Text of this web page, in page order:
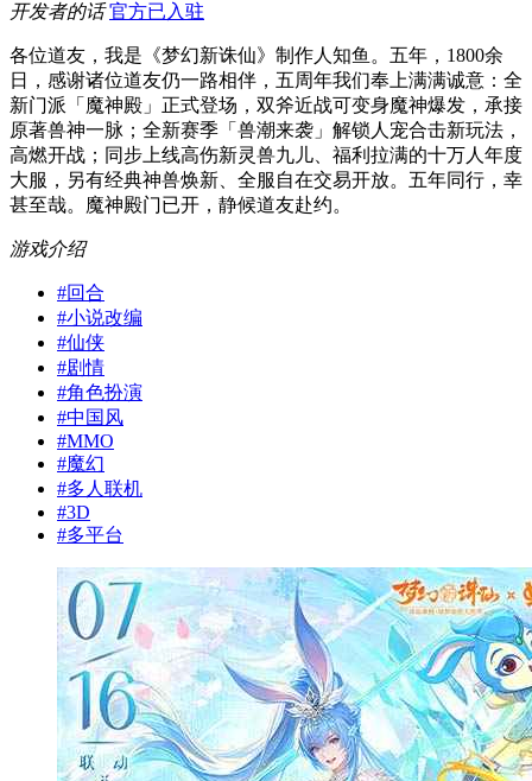
开发者的话 官方已入驻
各位道友，我是《梦幻新诛仙》制作人知鱼。五年，1800余
日，感谢诸位道友仍一路相伴，五周年我们奉上满满诚意：全
新门派「魔神殿」正式登场，双斧近战可变身魔神爆发，承接
原著兽神一脉；全新赛季「兽潮来袭」解锁人宠合击新玩法，
高燃开战；同步上线高伤新灵兽九儿、福利拉满的十万人年度
大服，另有经典神兽焕新、全服自在交易开放。五年同行，幸
甚至哉。魔神殿门已开，静候道友赴约。
游戏介绍
#回合
#小说改编
#仙侠
#剧情
#角色扮演
#中国风
#MMO
#魔幻
#多人联机
#3D
#多平台